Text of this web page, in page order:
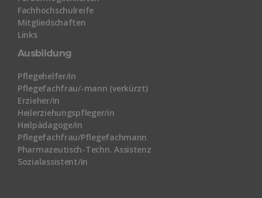
Fachhochschulreife
Mitgliedschaften
Links
Ausbildung
Pflegehelfer/in
Pflegefachfrau/-mann (verkürzt)
Erzieher/in
Heilerziehungspfleger/in
Heilpädagoge/in
Pflegefachfrau/Pflegefachmann
Pharmazeutisch-Techn. Assistenz
Sozialassistent/in